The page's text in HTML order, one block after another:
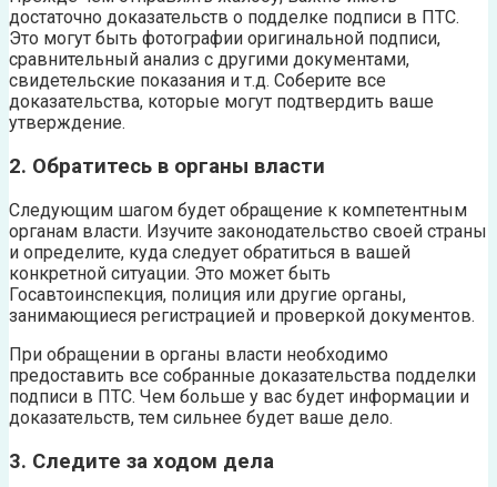
достаточно доказательств о подделке подписи в ПТС.
Это могут быть фотографии оригинальной подписи,
сравнительный анализ с другими документами,
свидетельские показания и т.д. Соберите все
доказательства, которые могут подтвердить ваше
утверждение.
2. Обратитесь в органы власти
Следующим шагом будет обращение к компетентным
органам власти. Изучите законодательство своей страны
и определите, куда следует обратиться в вашей
конкретной ситуации. Это может быть
Госавтоинспекция, полиция или другие органы,
занимающиеся регистрацией и проверкой документов.
При обращении в органы власти необходимо
предоставить все собранные доказательства подделки
подписи в ПТС. Чем больше у вас будет информации и
доказательств, тем сильнее будет ваше дело.
3. Следите за ходом дела